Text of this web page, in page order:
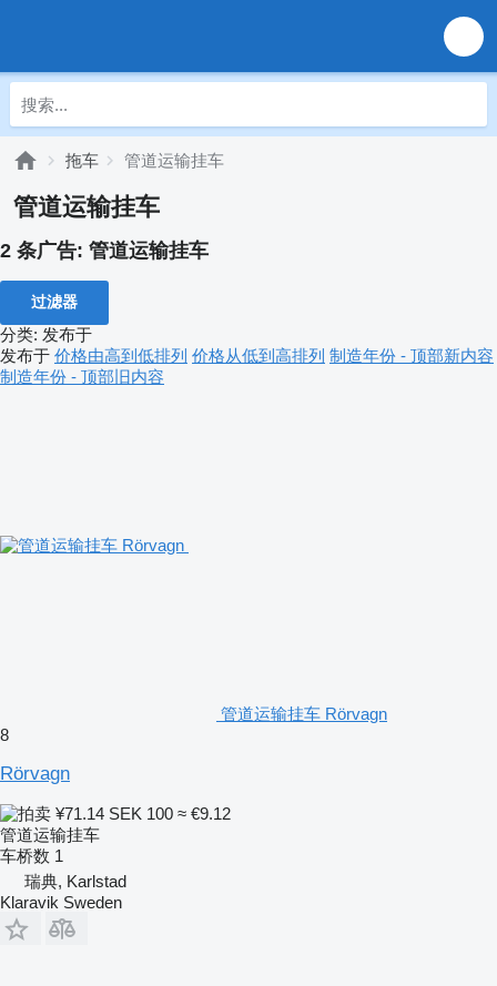
拖车 管道运输挂车
管道运输挂车
2 条广告: 管道运输挂车
过滤器
分类: 发布于
发布于 价格由高到低排列 价格从低到高排列 制造年份 - 顶部新内容
制造年份 - 顶部旧内容
管道运输挂车 Rörvagn
8
Rörvagn
¥71.14 SEK 100 ≈ €9.12
管道运输挂车
车桥数 1
瑞典, Karlstad
Klaravik Sweden